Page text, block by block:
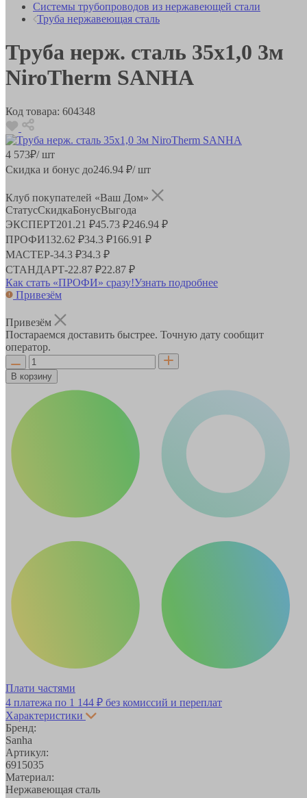
Системы трубопроводов из нержавеющей стали
Труба нержавеющая сталь
Труба нерж. сталь 35x1,0 3м
NiroTherm SANHA
Код товара: 604348
4 573₽/ шт
Скидка и бонус до246.94 ₽/ шт
Клуб покупателей «Ваш Дом»
СтатусСкидкаБонусВыгода
ЭКСПЕРТ201.21 ₽45.73 ₽246.94 ₽
ПРОФИ132.62 ₽34.3 ₽166.91 ₽
МАСТЕР-34.3 ₽34.3 ₽
СТАНДАРТ-22.87 ₽22.87 ₽
Как стать «ПРОФИ» сразу!Узнать подробнее
Привезём
Привезём
Постараемся доставить быстрее. Точную дату сообщит
оператор.
В корзину
Плати частями
4 платежа по 1 144 ₽ без комиссий и переплат
Характеристики
Бренд:
Sanha
Артикул:
6915035
Материал:
Нержавеющая сталь